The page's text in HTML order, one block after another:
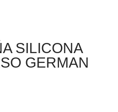
SILICONA
GERMAN